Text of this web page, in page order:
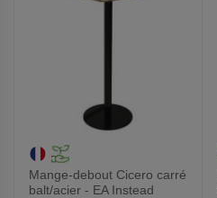
Mange-debout Cicero carré
balt/acier - EA Instead